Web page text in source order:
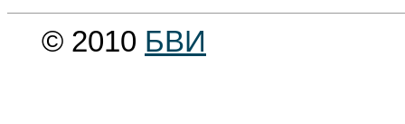
© 2010 БВИ